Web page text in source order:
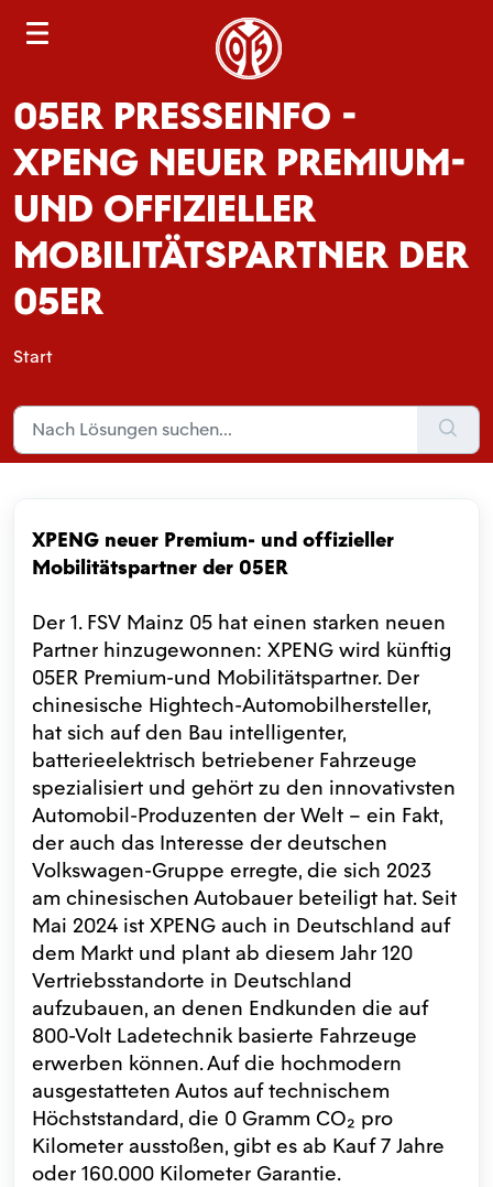
05ER PRESSEINFO -
XPENG NEUER PREMIUM-
UND OFFIZIELLER
MOBILITÄTSPARTNER DER
05ER
Start
XPENG neuer Premium- und offizieller
Mobilitätspartner der 05ER
Der 1. FSV Mainz 05 hat einen starken neuen
Partner hinzugewonnen: XPENG wird künftig
05ER Premium-und Mobilitätspartner. Der
chinesische Hightech-Automobilhersteller,
hat sich auf den Bau intelligenter,
batterieelektrisch betriebener Fahrzeuge
spezialisiert und gehört zu den innovativsten
Automobil-Produzenten der Welt – ein Fakt,
der auch das Interesse der deutschen
Volkswagen-Gruppe erregte, die sich 2023
am chinesischen Autobauer beteiligt hat. Seit
Mai 2024 ist XPENG auch in Deutschland auf
dem Markt und plant ab diesem Jahr 120
Vertriebsstandorte in Deutschland
aufzubauen, an denen Endkunden die auf
800-Volt Ladetechnik basierte Fahrzeuge
erwerben können. Auf die hochmodern
ausgestatteten Autos auf technischem
Höchststandard, die 0 Gramm CO₂ pro
Kilometer ausstoßen, gibt es ab Kauf 7 Jahre
oder 160.000 Kilometer Garantie.